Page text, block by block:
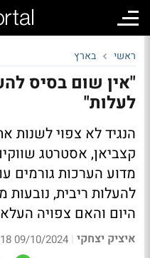
ראשי בארץ
"אין שום בסיס
לעלות"
הנגיד לא צפוי לשנות
קצביאן, אסטרטג
מדוע הערכות גורמים
להעלות ריבית,
היום והאם צפויה
איציק יצחקי |
09/10/2024 09:18